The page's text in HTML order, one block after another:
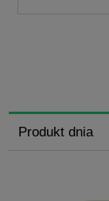
Produkt dnia